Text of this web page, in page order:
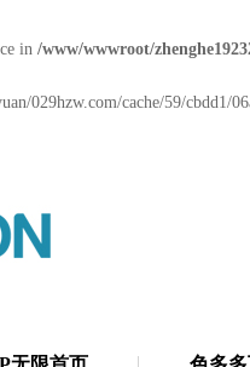
in /www/wwwroot/
029hzw.com/cache/59/